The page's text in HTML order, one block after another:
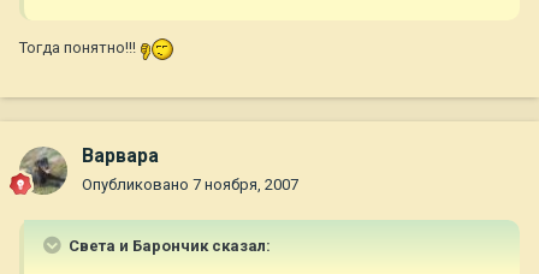
Тогда понятно!!!
Варвара
Опубликовано 7 ноября, 2007
Света и Барончик сказал: